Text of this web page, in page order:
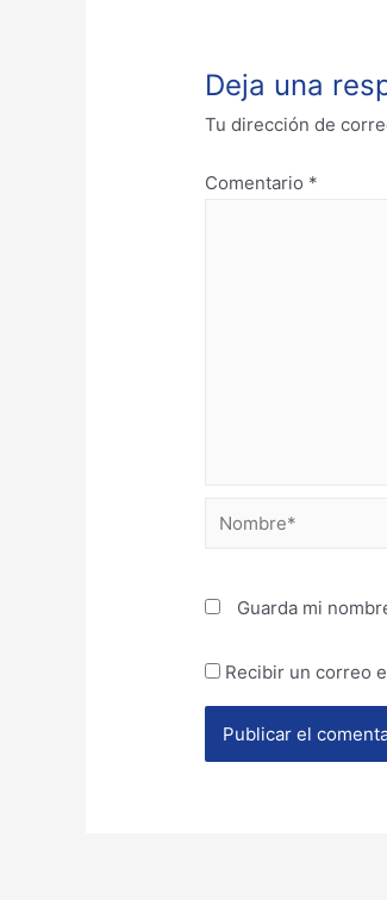
Deja una
Tu dirección de
Comentario *
Guarda mi
Recibir un correo